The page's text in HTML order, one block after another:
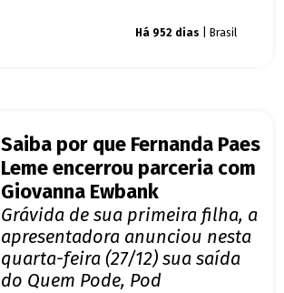
Há 952 dias | Brasil
Saiba por que Fernanda Paes
Leme encerrou parceria com
Giovanna Ewbank
Grávida de sua primeira filha, a
apresentadora anunciou nesta
quarta-feira (27/12) sua saída
do Quem Pode, Pod